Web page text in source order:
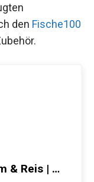
den Fische100
& Reis | …